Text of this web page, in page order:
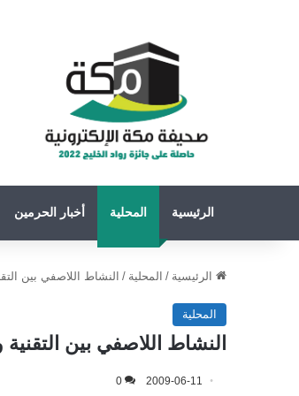
الرئيسية المحلية أخبار الحرمين
الرئيسية / المحلية / النشاط اللاصفي بين
المحلية
النشاط اللاصفي بين التقنية
2009-06-11
0